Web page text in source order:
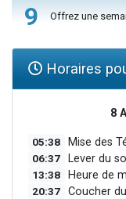
9 Offrez une
Horaires
8
05:38 Mise des
06:37 Lever du
13:38 Heure de
20:37 Coucher